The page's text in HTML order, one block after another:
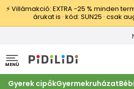
⚡ Villámakció: EXTRA −25 % minden
árukat is · kód: SUN25 · csak
MENÜ
Gyerek cipőkGyermekruházat